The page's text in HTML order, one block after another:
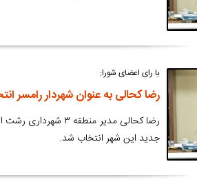
با رای اعضای شورا:
رضا کحالی به عنوان شهردار رامسر
رضا کحالی مدیر
جدید این شهر انتخاب شد.